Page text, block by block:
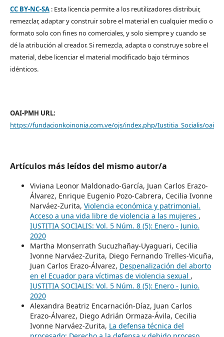
CC BY-NC-SA: Esta licencia permite a los reutilizadores distribuir,
remezclar, adaptar y construir sobre el material en cualquier medio o
formato solo con fines no comerciales, y solo siempre y cuando se
dé la atribución al creador. Si remezcla, adapta o construye sobre el
material, debe licenciar el material modificado bajo términos
idénticos.
OAI-PMH URL:
https://fundacionkoinonia.com.ve/ojs/index.php/Iustitia_Socialis/oai
Artículos más leídos del mismo autor/a
Viviana Leonor Maldonado-García, Juan Carlos Erazo-
Álvarez, Enrique Eugenio Pozo-Cabrera, Cecilia Ivonne
Narváez-Zurita, Violencia económica y patrimonial.
Acceso a una vida libre de violencia a las mujeres ,
IUSTITIA SOCIALIS: Vol. 5 Núm. 8 (5): Enero - Junio.
2020
Martha Monserrath Sucuzhañay-Uyaguari, Cecilia
Ivonne Narváez-Zurita, Diego Fernando Trelles-Vicuña,
Juan Carlos Erazo-Álvarez, Despenalización del aborto
en el Ecuador para víctimas de violencia sexual ,
IUSTITIA SOCIALIS: Vol. 5 Núm. 8 (5): Enero - Junio.
2020
Alexandra Beatriz Encarnación-Díaz, Juan Carlos
Erazo-Álvarez, Diego Adrián Ormaza-Ávila, Cecilia
Ivonne Narváez-Zurita, La defensa técnica del